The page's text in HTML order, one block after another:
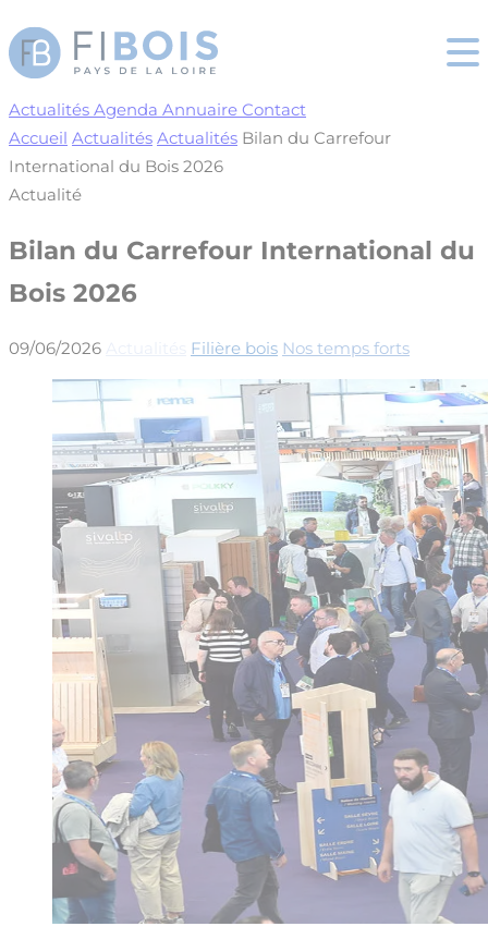
Actualités Agenda Annuaire Contact
Accueil Actualités Actualités Bilan du Carrefour
International du Bois 2026
Actualité
Bilan du Carrefour International du
Bois 2026
09/06/2026 Filière bois Nos temps forts